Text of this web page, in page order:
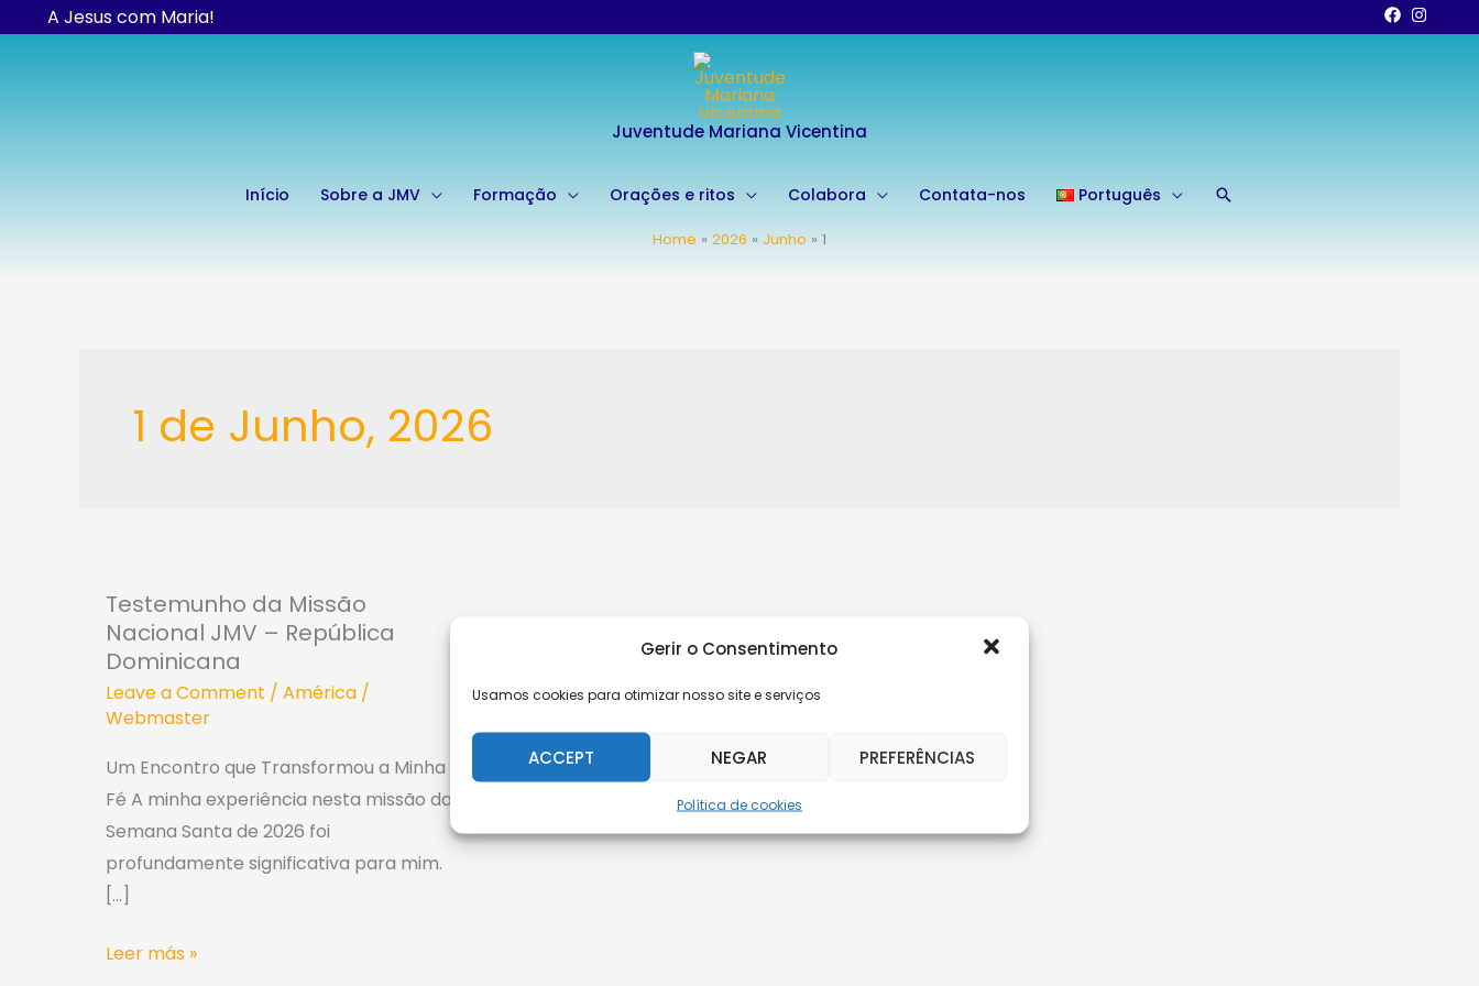
Gerir o Consentimento
Usamos cookies para otimizar nosso site e serviços
ACCEPT NEGAR PREFERÊNCIAS
Política de cookies
A Jesus com Maria!
Juventude Mariana Vicentina
Início Sobre a JMV Formação Orações e ritos Colabora Contata-nos Português Search
Home 2026 Junho 1
1 de Junho, 2026
Testemunho da Missão
Nacional JMV – República
Dominicana
Leave a Comment / América /
Webmaster
Um Encontro que Transformou a Minha
Fé A minha experiência nesta missão da
Semana Santa de 2026 foi
profundamente significativa para mim.
[…]
da
Missão
Nacional
JMV
–
República
Dominicana
Leer más »